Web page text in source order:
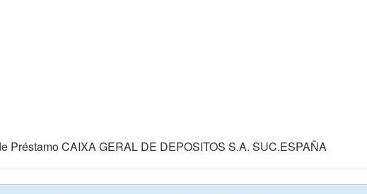
Préstamo CAIXA GERAL DE DEPOSITOS S.A. SUC.ESPAÑA